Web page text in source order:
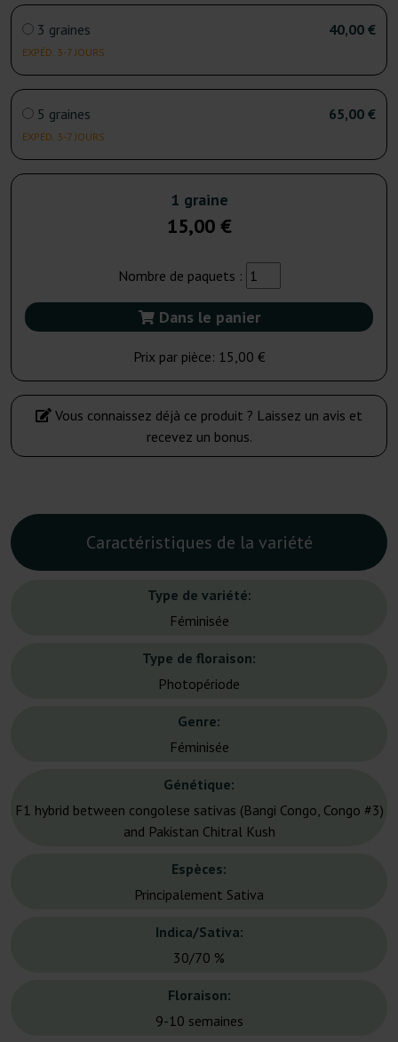
3 graines
EXPÉD. 3-7 JOURS
40,00 €
5 graines
EXPÉD. 3-7 JOURS
65,00 €
1 graine
15,00 €
Nombre de paquets :
Dans le panier
Prix par pièce: 15,00 €
Vous connaissez déjà ce produit ? Laissez un avis et
recevez un bonus.
Caractéristiques de la variété
Type de variété:
Féminisée
Type de floraison:
Photopériode
Genre:
Féminisée
Génétique:
F1 hybrid between congolese sativas (Bangi Congo, Congo #3)
and Pakistan Chitral Kush
Espèces:
Principalement Sativa
Indica/Sativa:
30/70 %
Floraison:
9-10 semaines